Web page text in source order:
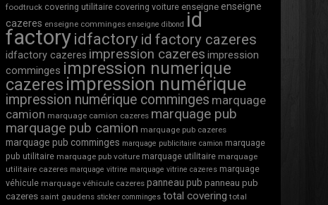
foodtruck covering utilitaire covering voiture enseigne enseigne
cazeres enseigne comminges enseigne dibond id
factoryidfactory id factory cazeres
idfactory cazeres impression cazeres impression
comminges impression numerique
cazeres impression numérique
impression numérique comminges marquage
camion marquage camion cazeres marquage pub
marquage pub camion marquage pub cazeres
marquage pub comminges marquage publicitaire camion marquage
pub utilitaire marquage pub voiture marquage utilitaire marquage
utilitaire cazeres marquage vitrine marquage vitrine cazeres marquage
véhicule marquage véhicule cazeres panneau pub panneau pub
cazeres saint gaudens sticker comminges total covering total